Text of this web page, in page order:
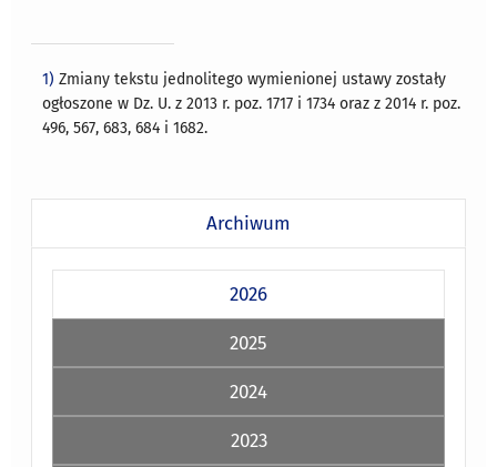
1) Zmiany tekstu jednolitego wymienionej ustawy zostały
ogłoszone w Dz. U. z 2013 r. poz. 1717 i 1734 oraz z 2014 r. poz.
496, 567, 683, 684 i 1682.
Archiwum
2026
2025
2024
2023